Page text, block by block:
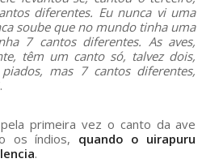
diferentes. Eu nunca vi uma
soube que no mundo tinha uma
7 cantos diferentes. As aves,
têm um canto só, talvez dois,
mas 7 cantos diferentes,
primeira vez o canto da ave
os índios, quando o uirapuru
.